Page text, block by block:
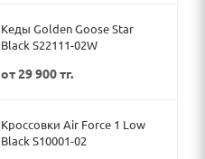
Кеды Golden Goose Star
Black S22111-02W
от29 900 тг.
Кроссовки Air Force 1 Low
Black S10001-02